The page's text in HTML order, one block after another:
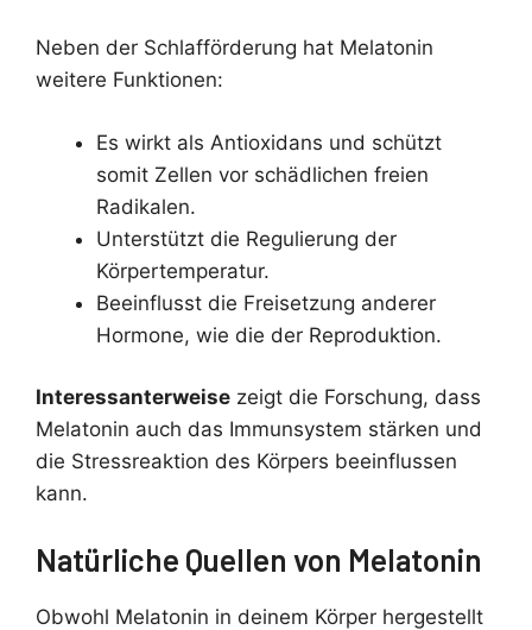
Neben der Schlafförderung hat Melatonin
weitere Funktionen:
Es wirkt als Antioxidans und schützt
somit Zellen vor schädlichen freien
Radikalen.
Unterstützt die Regulierung der
Körpertemperatur.
Beeinflusst die Freisetzung anderer
Hormone, wie die der Reproduktion.
Interessanterweise zeigt die Forschung, dass
Melatonin auch das Immunsystem stärken und
die Stressreaktion des Körpers beeinflussen
kann.
Natürliche Quellen von Melatonin
Obwohl Melatonin in deinem Körper hergestellt